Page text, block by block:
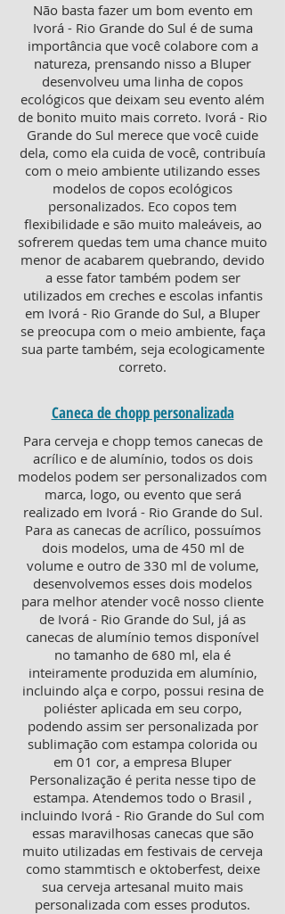
Não basta fazer um bom evento em
Ivorá - Rio Grande do Sul é de suma
importância que você colabore com a
natureza, prensando nisso a Bluper
desenvolveu uma linha de copos
ecológicos que deixam seu evento além
de bonito muito mais correto. Ivorá - Rio
Grande do Sul merece que você cuide
dela, como ela cuida de você, contribuía
com o meio ambiente utilizando esses
modelos de copos ecológicos
personalizados. Eco copos tem
flexibilidade e são muito maleáveis, ao
sofrerem quedas tem uma chance muito
menor de acabarem quebrando, devido
a esse fator também podem ser
utilizados em creches e escolas infantis
em Ivorá - Rio Grande do Sul, a Bluper
se preocupa com o meio ambiente, faça
sua parte também, seja ecologicamente
correto.
Caneca de chopp personalizada
Para cerveja e chopp temos canecas de
acrílico e de alumínio, todos os dois
modelos podem ser personalizados com
marca, logo, ou evento que será
realizado em Ivorá - Rio Grande do Sul.
Para as canecas de acrílico, possuímos
dois modelos, uma de 450 ml de
volume e outro de 330 ml de volume,
desenvolvemos esses dois modelos
para melhor atender você nosso cliente
de Ivorá - Rio Grande do Sul, já as
canecas de alumínio temos disponível
no tamanho de 680 ml, ela é
inteiramente produzida em alumínio,
incluindo alça e corpo, possui resina de
poliéster aplicada em seu corpo,
podendo assim ser personalizada por
sublimação com estampa colorida ou
em 01 cor, a empresa Bluper
Personalização é perita nesse tipo de
estampa. Atendemos todo o Brasil ,
incluindo Ivorá - Rio Grande do Sul com
essas maravilhosas canecas que são
muito utilizadas em festivais de cerveja
como stammtisch e oktoberfest, deixe
sua cerveja artesanal muito mais
personalizada com esses produtos.